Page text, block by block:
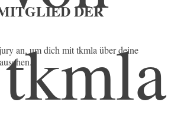
DER
an, um dich mit tkmla über deine